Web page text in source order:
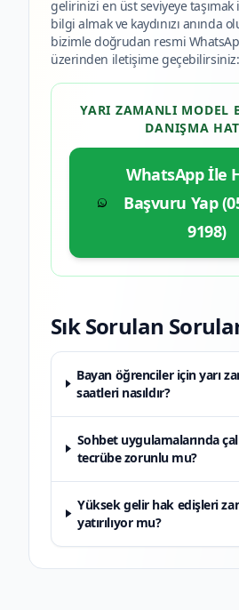
gelirinizi en üst seviyeye taşımak
bilgi almak ve kaydınızı anında
bizimle doğrudan resmi
üzerinden iletişime geçebilirsiniz:
YARI ZAMANLI MODEL
DANIŞMA
WhatsApp İle
Başvuru Yap
9198)
Sık Sorulan
Bayan öğrenciler için yarı
saatleri nasıldır?
Sohbet uygulamalarında
tecrübe zorunlu mu?
Yüksek gelir hak edişleri
yatırılıyor mu?